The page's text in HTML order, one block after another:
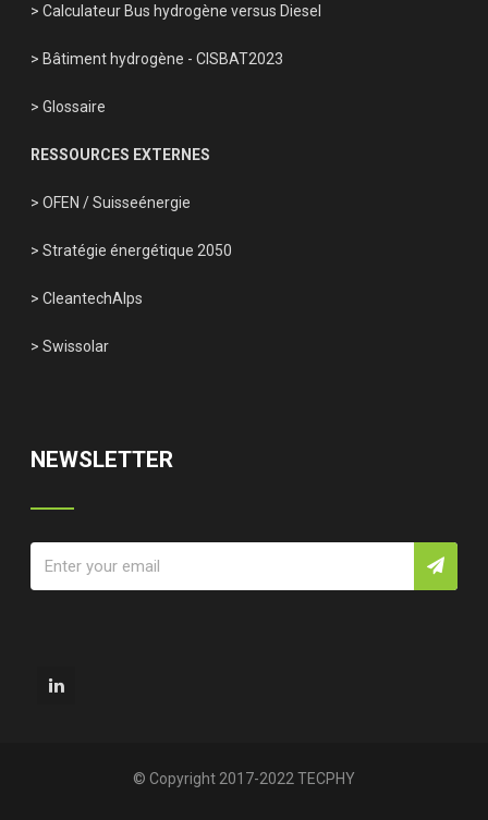
> Calculateur Bus hydrogène versus Diesel
> Bâtiment hydrogène - CISBAT2023
> Glossaire
RESSOURCES EXTERNES
> OFEN /Suisseénergie
> Stratégie énergétique 2050
> CleantechAlps
> Swissolar
NEWSLETTER
© Copyright 2017-2022 TECPHY